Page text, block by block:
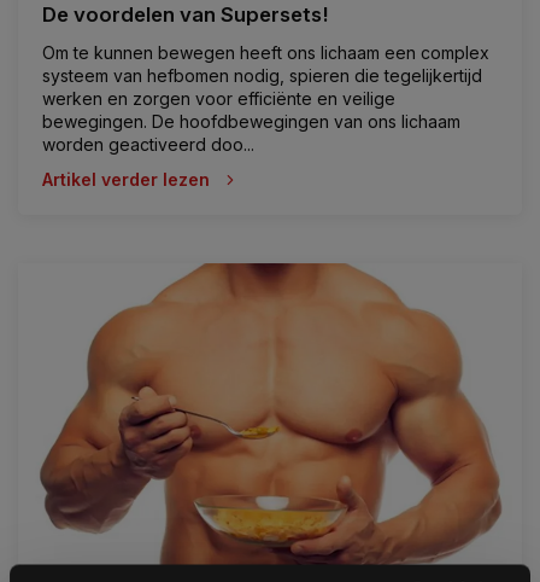
De voordelen van Supersets!
Om te kunnen bewegen heeft ons lichaam een complex
systeem van hefbomen nodig, spieren die tegelijkertijd
werken en zorgen voor efficiënte en veilige
bewegingen. De hoofdbewegingen van ons lichaam
worden geactiveerd doo...
Artikel verder lezen